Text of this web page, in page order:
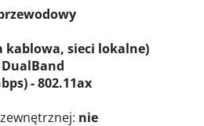
kablowa, sieci lokalne)
- 802.11ax
nie